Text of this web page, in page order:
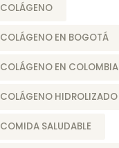
COLÁGENO
COLÁGENO EN BOGOTÁ
COLÁGENO EN COLOMBIA
COLÁGENO HIDROLIZADO
COMIDA SALUDABLE